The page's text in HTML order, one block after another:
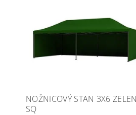
NOŽNICOVÝ STAN 3X6
SQ